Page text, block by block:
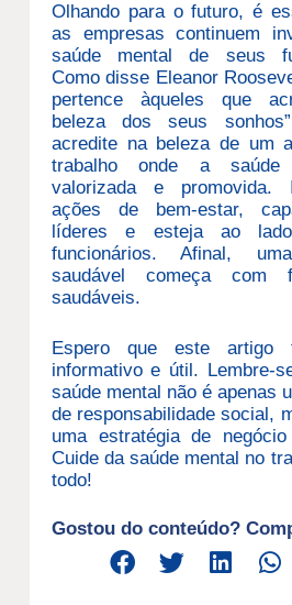
Olhando para o futuro, é
as empresas continuem
saúde mental de seus
Como disse Eleanor
pertence àqueles que
beleza dos seus
acredite na beleza de um
trabalho onde a
valorizada e promovida.
ações de bem-estar,
líderes e esteja ao
funcionários. Afinal,
saudável começa com
saudáveis.
Espero que este artigo
informativo e útil. Lembre-
saúde mental não é apenas
de responsabilidade social,
uma estratégia de negócio
Cuide da saúde mental no
todo!
Gostou do conteúdo?